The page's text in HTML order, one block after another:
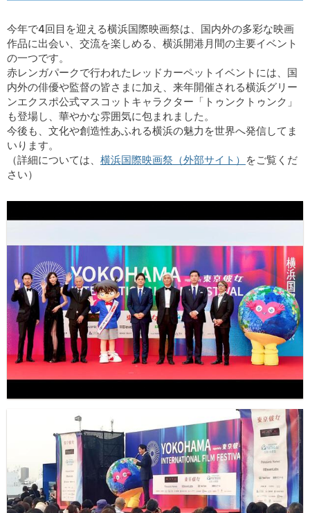
今年で4回目を迎える横浜国際映画祭は、国内外の多彩な映画
作品に出会い、交流を楽しめる、横浜開港月間の主要イベント
の一つです。
赤レンガパークで行われたレッドカーペットイベントには、国
内外の俳優や監督の皆さまに加え、来年開催される横浜グリー
ンエクスポ公式マスコットキャラクター「トゥンクトゥンク」
も登場し、華やかな雰囲気に包まれました。
今後も、文化や創造性あふれる横浜の魅力を世界へ発信してま
いります。
（詳細については、 横浜国際映画祭（外部サイト） をご覧くだ
さい）